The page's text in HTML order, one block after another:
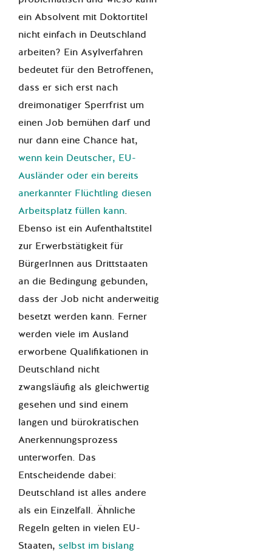
ein Absolvent mit Doktortitel
nicht einfach in Deutschland
arbeiten? Ein Asylverfahren
bedeutet für den Betroffenen,
dass er sich erst nach
dreimonatiger Sperrfrist um
einen Job bemühen darf und
nur dann eine Chance hat,
wenn kein Deutscher, EU-
Ausländer oder ein bereits
anerkannter Flüchtling diesen
Arbeitsplatz füllen kann.
Ebenso ist ein Aufenthaltstitel
zur Erwerbstätigkeit für
BürgerInnen aus Drittstaaten
an die Bedingung gebunden,
dass der Job nicht anderweitig
besetzt werden kann. Ferner
werden viele im Ausland
erworbene Qualifikationen in
Deutschland nicht
zwangsläufig als gleichwertig
gesehen und sind einem
langen und bürokratischen
Anerkennungsprozess
unterworfen. Das
Entscheidende dabei:
Deutschland ist alles andere
als ein Einzelfall. Ähnliche
Regeln gelten in vielen EU-
Staaten, selbst im bislang